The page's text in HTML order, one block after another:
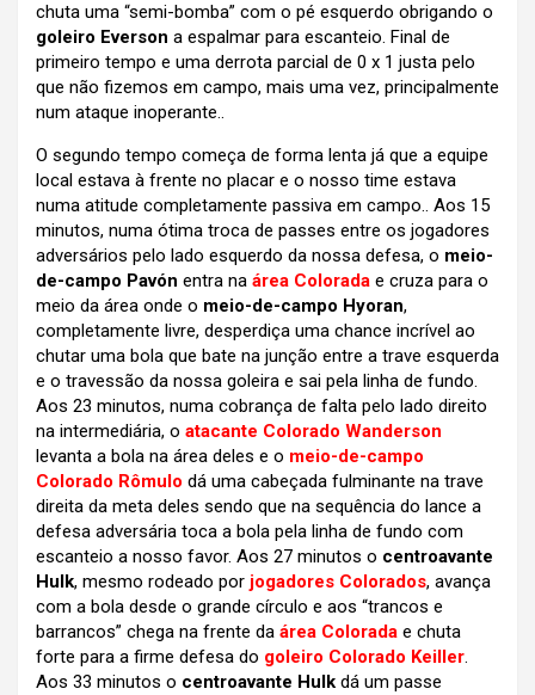
chuta uma “semi-bomba” com o pé esquerdo obrigando o
goleiro Everson a espalmar para escanteio. Final de
primeiro tempo e uma derrota parcial de 0 x 1 justa pelo
que não fizemos em campo, mais uma vez, principalmente
num ataque inoperante..
O segundo tempo começa de forma lenta já que a equipe
local estava à frente no placar e o nosso time estava
numa atitude completamente passiva em campo.. Aos 15
minutos, numa ótima troca de passes entre os jogadores
adversários pelo lado esquerdo da nossa defesa, o meio-
de-campo Pavón entra na área Colorada e cruza para o
meio da área onde o meio-de-campo Hyoran,
completamente livre, desperdiça uma chance incrível ao
chutar uma bola que bate na junção entre a trave esquerda
e o travessão da nossa goleira e sai pela linha de fundo.
Aos 23 minutos, numa cobrança de falta pelo lado direito
na intermediária, o atacante Colorado Wanderson
levanta a bola na área deles e o meio-de-campo
Colorado Rômulo dá uma cabeçada fulminante na trave
direita da meta deles sendo que na sequência do lance a
defesa adversária toca a bola pela linha de fundo com
escanteio a nosso favor. Aos 27 minutos o centroavante
Hulk, mesmo rodeado por jogadores Colorados, avança
com a bola desde o grande círculo e aos “trancos e
barrancos” chega na frente da área Colorada e chuta
forte para a firme defesa do goleiro Colorado Keiller.
Aos 33 minutos o centroavante Hulk dá um passe